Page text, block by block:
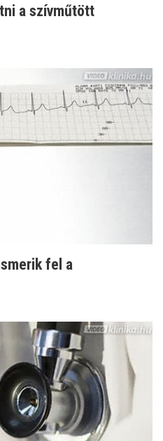
a szívműtött
fel a